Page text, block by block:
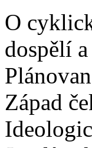
O
dospělí
Západ